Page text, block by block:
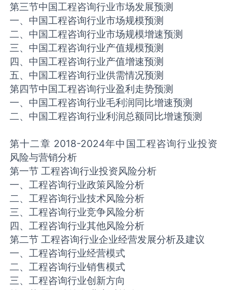
第三节中国工程咨询行业市场发展预测
一、中国工程咨询行业市场规模预测
二、中国工程咨询行业市场规模增速预测
三、中国工程咨询行业产值规模预测
四、中国工程咨询行业产值增速预测
五、中国工程咨询行业供需情况预测
第四节中国工程咨询行业盈利走势预测
一、中国工程咨询行业毛利润同比增速预测
二、中国工程咨询行业利润总额同比增速预测
第十二章 2018-2024年中国工程咨询行业投资
风险与营销分析
第一节 工程咨询行业投资风险分析
一、工程咨询行业政策风险分析
二、工程咨询行业技术风险分析
三、工程咨询行业竞争风险分析
四、工程咨询行业其他风险分析
第二节 工程咨询行业企业经营发展分析及建议
一、工程咨询行业经营模式
二、工程咨询行业销售模式
三、工程咨询行业创新方向